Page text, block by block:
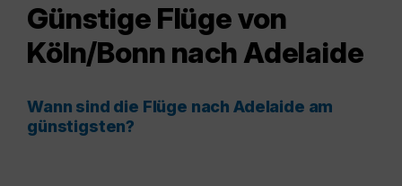
Günstige Flüge von
Köln/Bonn nach Adelaide
Wann sind die Flüge nach Adelaide am
günstigsten?